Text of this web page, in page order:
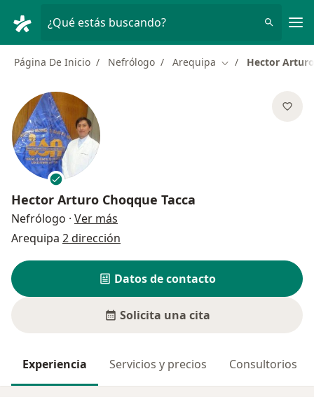
¿Qué estás buscando?
Página De Inicio Nefrólogo Arequipa Cambiar de ciudad
Hector
Hector Arturo Choqque Tacca
Nefrólogo · Ver más
Arequipa 2 dirección
Datos de contacto
Solicita una cita
Experiencia Servicios y precios Consultorios